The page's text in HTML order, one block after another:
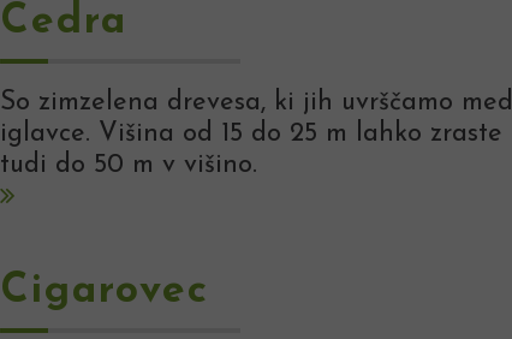
Cedra
So zimzelena drevesa, ki jih uvrščamo med
iglavce. Višina od 15 do 25 m lahko zraste
tudi do 50 m v višino.
Cigarovec